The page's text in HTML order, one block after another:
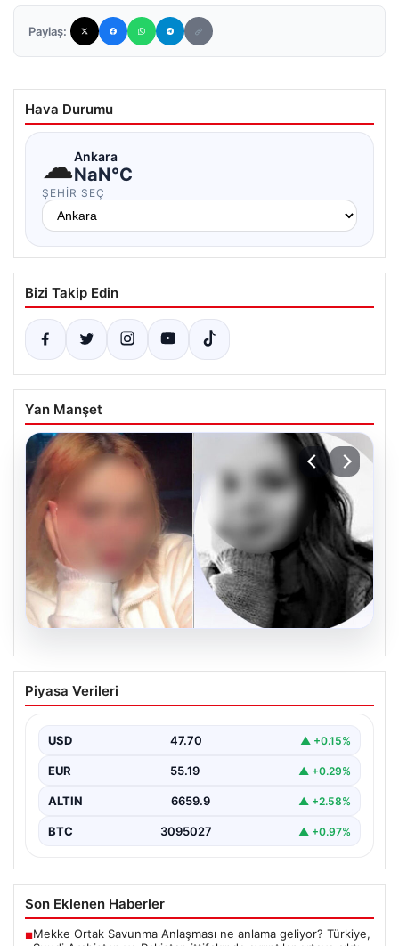
Paylaş:
Hava Durumu
☁Ankara
NaN°C
ŞEHIR SEÇ
Bizi Takip Edin
Yan Manşet
06.08.2026
Hatay’da sır olay. Göğsünden vurulmuş
halde bulundu, telefonundan olay anının
{"title": "Hatay’da Gizemli Olay: Göğsünden Yaralanan
Piyasa Verileri
USD 47.70 ▲ +0.15%
EUR 55.19 ▲ +0.29%
ALTIN 6659.9 ▲ +2.58%
BTC 3095027 ▲ +0.97%
Son Eklenen Haberler
■Mekke Ortak Savunma Anlaşması ne anlama geliyor? Türkiye,